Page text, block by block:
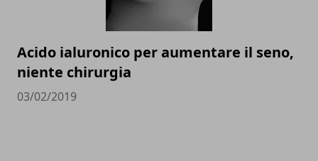
Acido ialuronico per aumentare il seno,
niente chirurgia
03/02/2019